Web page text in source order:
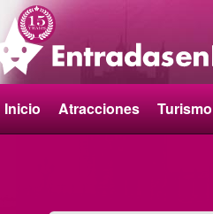
Inicio Atracciones Turismo